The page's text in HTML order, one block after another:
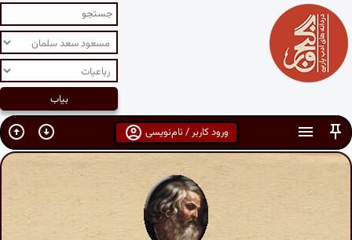
ورود کاربر / نام‌نویسی